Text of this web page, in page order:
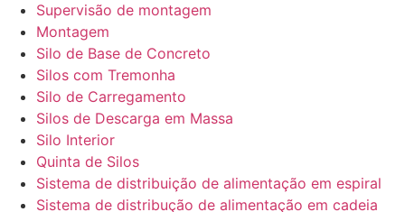
Supervisão de montagem
Montagem
Silo de Base de Concreto
Silos com Tremonha
Silo de Carregamento
Silos de Descarga em Massa
Silo Interior
Quinta de Silos
Sistema de distribuição de alimentação em espiral
Sistema de distribução de alimentação em cadeia